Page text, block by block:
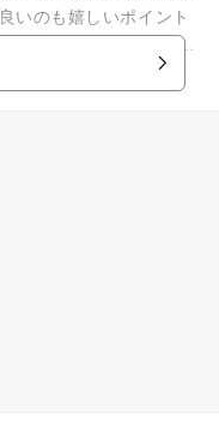
いのも嬉しいポイント